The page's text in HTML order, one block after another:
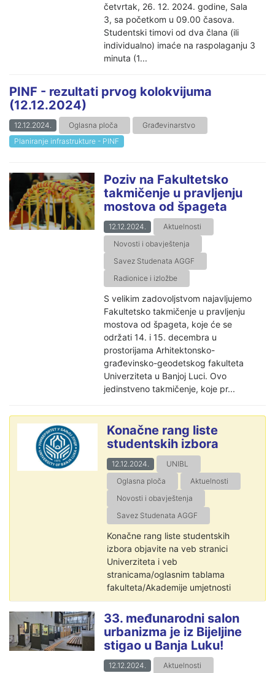
četvrtak, 26. 12. 2024. godine, Sala
3, sa početkom u 09.00 časova.
Studentski timovi od dva člana (ili
individualno) imaće na raspolaganju 3
minuta (1...
PINF - rezultati prvog kolokvijuma
(12.12.2024)
12.12.2024. Oglasna ploča
Građevinarstvo
Planiranje infrastrukture - PINF
Poziv na Fakultetsko
takmičenje u pravljenju
mostova od špageta
12.12.2024.
Aktuelnosti
Novosti i obavještenja
Savez Studenata AGGF
Radionice i izložbe
S velikim zadovoljstvom najavljujemo
Fakultetsko takmičenje u pravljenju
mostova od špageta, koje će se
održati 14. i 15. decembra u
prostorijama Arhitektonsko-
građevinsko-geodetskog fakulteta
Univerziteta u Banjoj Luci. Ovo
jedinstveno takmičenje, koje pr...
Konačne rang liste
studentskih izbora
12.12.2024.
UNIBL
Oglasna ploča
Aktuelnosti
Novosti i obavještenja
Savez Studenata AGGF
Konačne rang liste studentskih
izbora objavite na veb stranici
Univerziteta i veb
stranicama/oglasnim tablama
fakulteta/Akademije umjetnosti
33. međunarodni salon
urbanizma je iz Bijeljine
stigao u Banja Luku!
12.12.2024. Aktuelnosti